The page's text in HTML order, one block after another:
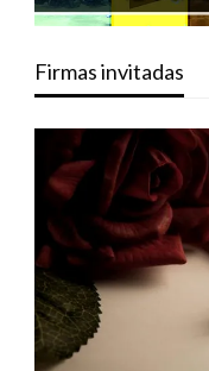
Firmas invitadas